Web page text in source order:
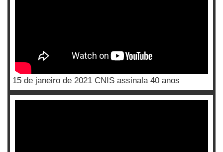
15 de janeiro de 2021 CNIS assinala 40 anos